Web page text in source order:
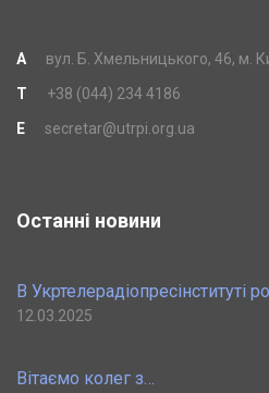
A
вул. Б. Хмельницького, 46, м.
T
+38 (044) 234 4186
E
secretar@utrpi.org.ua
Останні новини
В Укртелерадіопресінституті
12.03.2025
Вітаємо колег з…